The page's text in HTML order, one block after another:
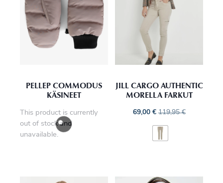
PELLEP COMMODUS
KÄSINEET
This product is currently
out of stock and
unavailable.
JILL CARGO AUTHENTIC
MORELLA FARKUT
69,00 € 119,95€